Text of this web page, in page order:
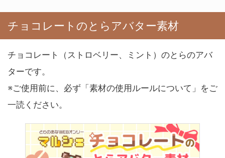
チョコレートのとらアバター素材
チョコレート（ストロベリー、ミント）のとらのアバ
ターです。
※ご使用前に、必ず「素材の使用ルールについて」をご
一読ください。